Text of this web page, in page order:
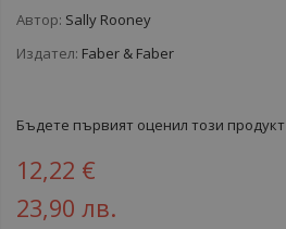
Автор: Sally Rooney
Издател: Faber & Faber
Бъдете първият оценил този продукт
12,22 €
23,90 лв.